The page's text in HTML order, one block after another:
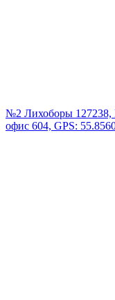
№2 Лихоборы
офис 604, GPS: